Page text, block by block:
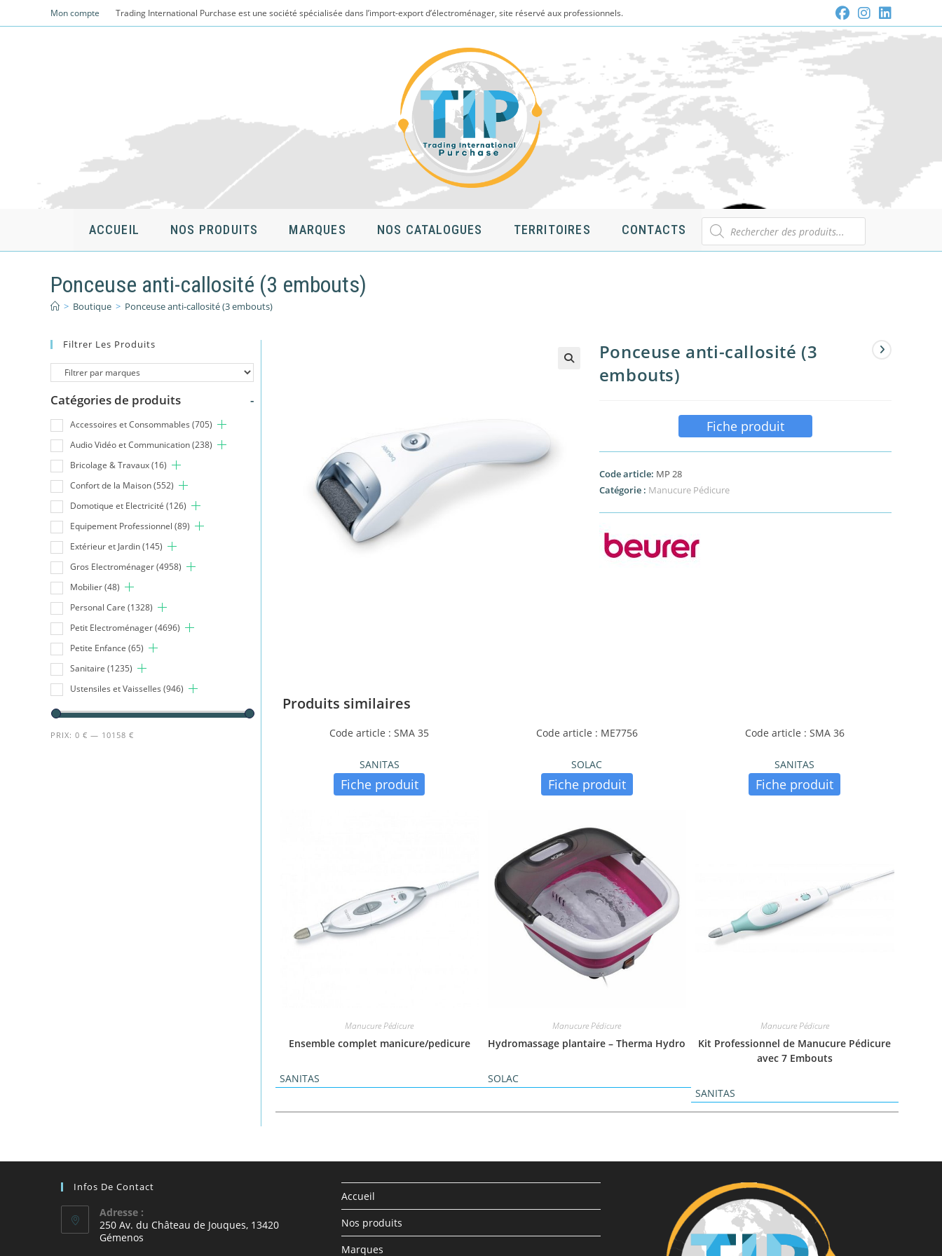
to
Mon compte Trading International Purchase est une société spécialisée dans l’import-export d’électroménager, site réservé aux professionnels.
ACCUEIL NOS PRODUITS MARQUES NOS CATALOGUES TERRITOIRES CONTACTS
Recherche
de
produits
Ponceuse anti-callosité (3 embouts)
> Boutique > Ponceuse anti-callosité (3 embouts)
Ponceuse anti-callosité (3
embouts)
Fiche produit
Code article: MP 28
Catégorie : Manucure Pédicure
Produits similaires
Code article : SMA 35
SANITAS
Fiche produit
Manucure Pédicure
Ensemble complet manicure/pedicure
SANITAS
Code article : ME7756
SOLAC
Fiche produit
Manucure Pédicure
Hydromassage plantaire – Therma Hydro
SOLAC
Code article : SMA 36
SANITAS
Fiche produit
Manucure Pédicure
Kit Professionnel de Manucure Pédicure
avec 7 Embouts
SANITAS
Filtrer Les Produits
Catégories de produits -
Accessoires et Consommables (705)
Audio Vidéo et Communication(238)
Bricolage & Travaux(16)
Confort de la Maison(552)
Domotique et Electricité (126)
Equipement Professionnel (89)
Extérieur et Jardin(145)
Gros Electroménager(4958)
Mobilier(48)
Personal Care (1328)
Petit Electroménager(4696)
Petite Enfance (65)
Sanitaire (1235)
Ustensiles et Vaisselles (946)
PRIX: 0 € — 10158 €
Infos De Contact
Adresse :
250 Av. du Château de Jouques, 13420
Gémenos
Accueil
Nos produits
Marques